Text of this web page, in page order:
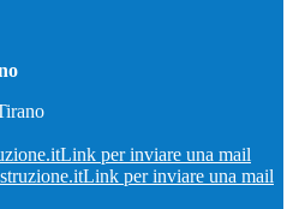
Link per inviare una mail
Link per inviare una mail